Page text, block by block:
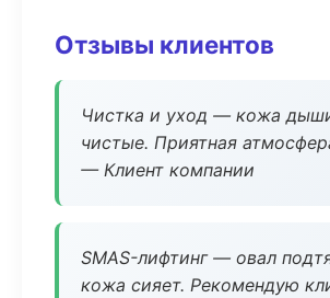
Отзывы клиентов
Чистка и уход — кожа
чистые. Приятная
— Клиент компании
SMAS-лифтинг — овал
кожа сияет. Рекомендую